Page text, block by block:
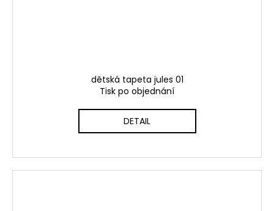
dětská tapeta jules 01
Tisk po objednání
DETAIL